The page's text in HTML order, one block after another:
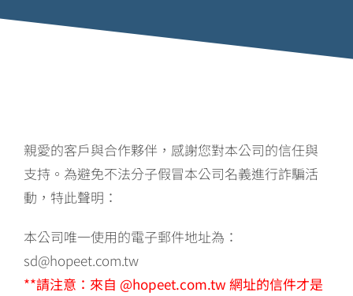
親愛的客戶與合作夥伴，感謝您對本公司的信任與
支持。為避免不法分子假冒本公司名義進行詐騙活
動，特此聲明：
本公司唯一使用的電子郵件地址為：
sd@hopeet.com.tw
**請注意：來自 @hopeet.com.tw 網址的信件才是